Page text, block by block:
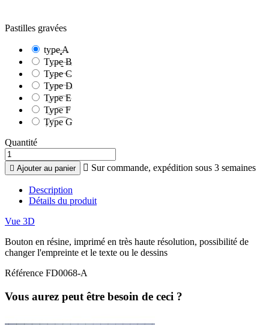
Pastilles gravées
type A
Type B
Type C
Type D
Type E
Type F
Type G
Quantité
 Ajouter au panier  Sur commande, expédition sous 3 semaines
Description
Détails du produit
Vue 3D
Bouton en résine, imprimé en très haute résolution, possibilité de
changer l'empreinte et le texte ou le dessins
Référence FD0068-A
Vous aurez peut être besoin de ceci ?